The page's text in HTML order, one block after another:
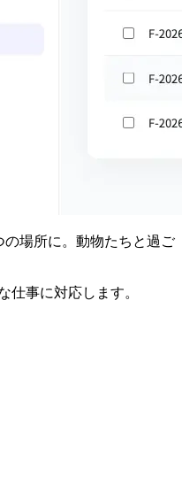
場所に。動物たちと過ご
仕事に対応します。